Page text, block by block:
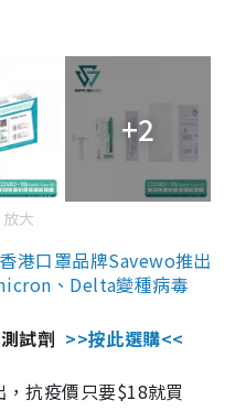
+2
大
港口罩品牌Savewo推出
、Delta變種病毒
試劑 >>按此選購<<
抗疫價只要$18就買